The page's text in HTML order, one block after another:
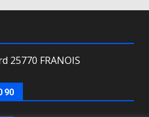
25770 FRANOIS
90